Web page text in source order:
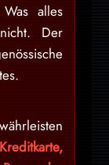
alles
Der